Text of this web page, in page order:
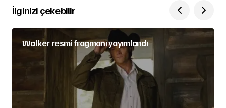
İlginizi çekebilir
Walker resmi fragmanı yayımlandı